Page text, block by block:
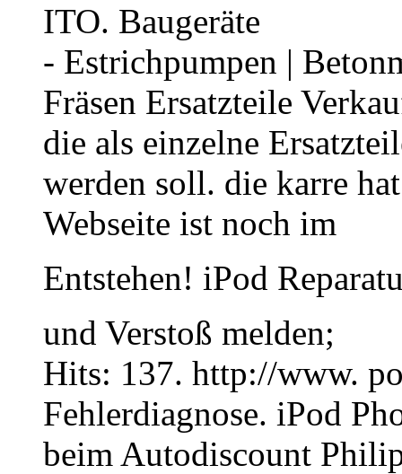
ITO. Baugeräte
- Estrichpumpen |
Fräsen Ersatzteile
die als einzelne
werden soll. die karre
Webseite ist noch im
Entstehen! iPod
und Verstoß melden;
Hits: 137. http://www.
Fehlerdiagnose. iPod
beim Autodiscount